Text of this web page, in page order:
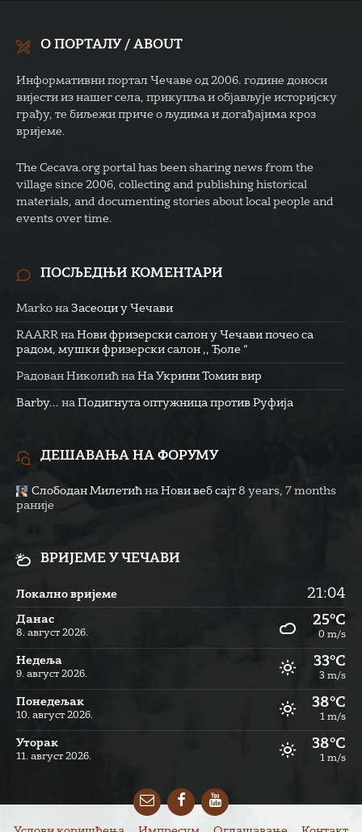
О ПОРТАЛУ / ABOUT
Информативни портал Чечаве од 2006. године доноси
вијести из нашег села, прикупља и објављује историјску
грађу, те биљежи приче о људима и догађајима кроз
вријеме.
The Cecava.org portal has been sharing news from the
village since 2006, collecting and publishing historical
materials, and documenting stories about local people and
events over time.
ПОСЉЕДЊИ КОМЕНТАРИ
Marko на Засеоци у Чечави
RAARR на Нови фризерски салон у Чечави почео са
радом, мушки фризерски салон ,, Ђоле “
Радован Николић на На Укрини Томин вир
Barby... на Подигнута оптужница против Руфија
ДЕШАВАЊА НА ФОРУМУ
Слободан Милетић на Нови веб сајт 8 years, 7 months
раније
ВРИЈЕМЕ У ЧЕЧАВИ
Локално вријеме 21:04
Данас
8. август 2026.
25°C
0 m/s
Недеља
9. август 2026.
33°C
3 m/s
Понедељак
10. август 2026.
38°C
1 m/s
Уторак
11. август 2026.
38°C
1 m/s
EmailFacebookYouTube